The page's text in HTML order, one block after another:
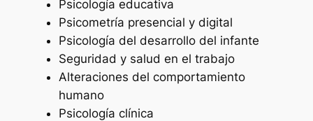
Psicología educativa
Psicometría presencial y digital
Psicología del desarrollo del infante
Seguridad y salud en el trabajo
Alteraciones del comportamiento
humano
Psicología clínica